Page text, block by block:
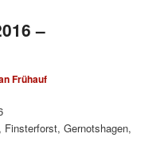
–
Frühauf
Gernotshagen,